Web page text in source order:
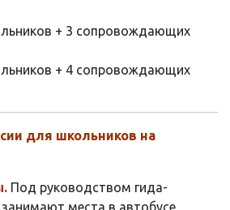
+ 3 сопровождающих
+ 4 сопровождающих
для школьников на
Под руководством гида-
места в автобусе,